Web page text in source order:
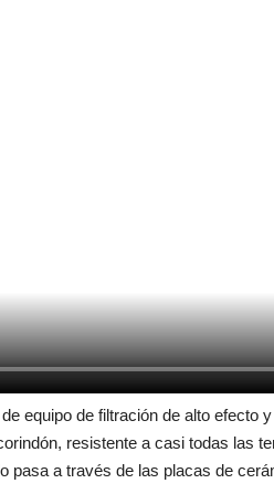
equipo de filtración de alto
resistente a casi todas las
pasa a través de las placas de